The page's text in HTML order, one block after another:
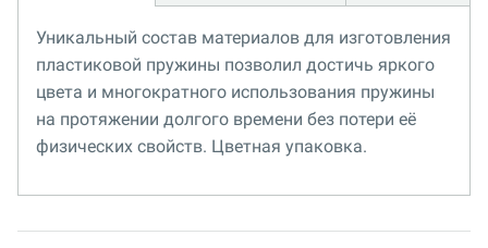
Уникальный состав материалов для изготовления
пластиковой пружины позволил достичь яркого
цвета и многократного использования пружины
на протяжении долгого времени без потери её
физических свойств. Цветная упаковка.